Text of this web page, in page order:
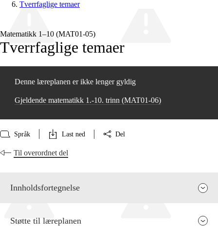
Tverrfaglige temaer
Matematikk 1–10 (MAT01‑05)
Tverrfaglige temaer
Denne læreplanen er ikke lenger gyldig
Gjeldende matematikk 1.-10. trinn (MAT01‑06)
Språk Last ned Del
Til overordnet del
Innholdsfortegnelse
Støtte til læreplanen